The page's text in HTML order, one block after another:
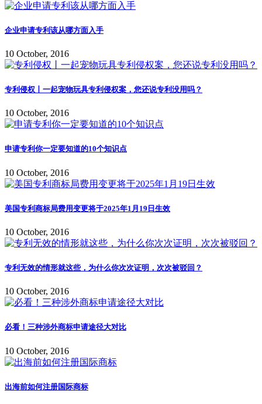
企业申请专利该从哪方面入手
10 October, 2016
专利侵权丨一起宠物玩具专利侵权案，您还说专利没用吗？
10 October, 2016
申请专利你一定要知道的10个知识点
10 October, 2016
美国专利商标局费用变更将于2025年1月19日生效
10 October, 2016
专利无效的情形就这些，为什么你次次证明，次次被驳回？
10 October, 2016
必看！三种涉外商标申请途径大对比
10 October, 2016
出海前如何注册国际商标